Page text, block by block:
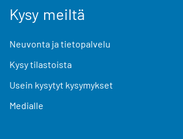
Kysy meiltä
Neuvonta ja tietopalvelu
Kysy tilastoista
Usein kysytyt kysymykset
Medialle